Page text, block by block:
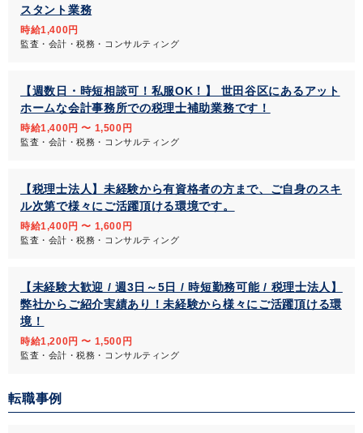
スタント業務
時給1,400円
監査・会計・税務・コンサルティング
【週数日・時短相談可！私服OK！】 世田谷区にあるアット
ホームな会計事務所での税理士補助業務です！
時給1,400円 〜 1,500円
監査・会計・税務・コンサルティング
【税理士法人】未経験から有資格者の方まで、ご自身のスキ
ル次第で様々にご活躍頂ける環境です。
時給1,400円 〜 1,600円
監査・会計・税務・コンサルティング
【未経験大歓迎 / 週3日～5日 / 時短勤務可能 / 税理士法人】
弊社からご紹介実績あり！未経験から様々にご活躍頂ける環
境！
時給1,200円 〜 1,500円
監査・会計・税務・コンサルティング
転職事例